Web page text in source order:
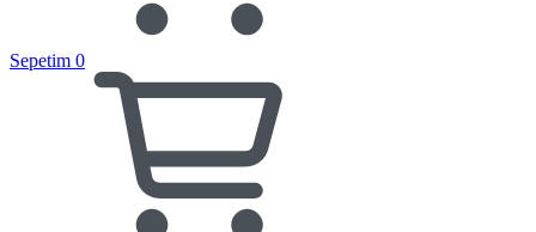
Sepetim 0